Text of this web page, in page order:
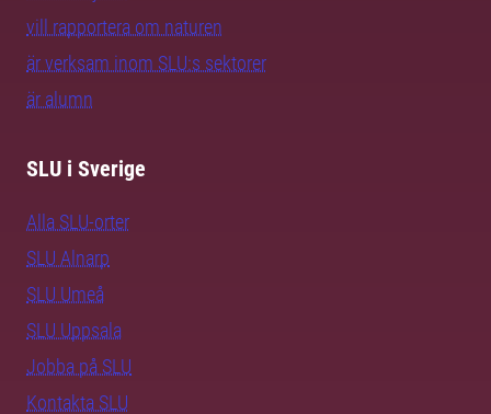
vill rapportera om naturen
är verksam inom SLU:s sektorer
är alumn
SLU i Sverige
Alla SLU-orter
SLU Alnarp
SLU Umeå
SLU Uppsala
Jobba på SLU
Kontakta SLU